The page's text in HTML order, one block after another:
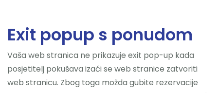
Exit popup s ponudom
Vaša web stranica ne prikazuje exit pop-up kada
posjetitelj pokušava izaći se web stranice zatvoriti
web stranicu. Zbog toga možda gubite rezervacije